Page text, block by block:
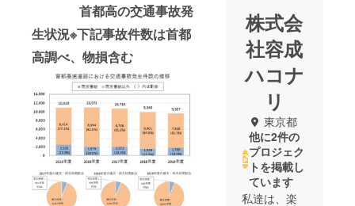
首都高の交通事故発
生状況※下記事故件数は首都
高調べ、物損含む
株式会
社容成
ハコナ
リ
東京都
他に2件の
プロジェク
トを掲載し
ています
私達は、楽